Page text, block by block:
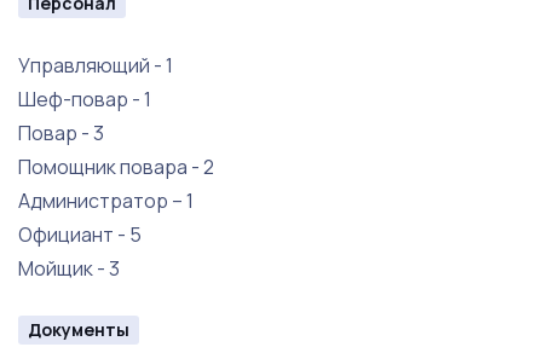
Управляющий - 1
Шеф-повар - 1
Повар - 3
Помощник повара - 2
Администратор – 1
Официант - 5
Мойщик - 3
Документы